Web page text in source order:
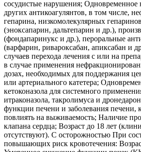
сосудистые нарушения; Одновременное
других антикоагулянтов, в том числе,
гепарина, низкомолекулярных
(эноксапарин, дальтепарин и др.),
(фондапаринукс и др.), пероральные
(варфарин, ривароксабан, апиксабан и
случаев перехода лечения с или на
в случае применения
дозах, необходимых для поддержания
или артериального катетера;
кетоконазола для системного
итраконазола, такролимуса и
функции печени и заболевания печени,
повлиять на выживаемость; Наличие
клапана сердца; Возраст до 18 лет
отсутствуют). С осторожностью При
повышающих риск кровотечения: